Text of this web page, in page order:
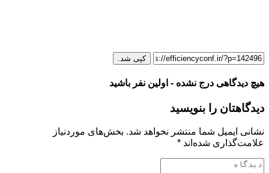
کپی شد.
هیچ دیدگاهی درج نشده - اولین نفر باشید
دیدگاهتان را بنویسید
نشانی ایمیل شما منتشر نخواهد شد. بخش‌های موردنیاز
علامت‌گذاری شده‌اند *